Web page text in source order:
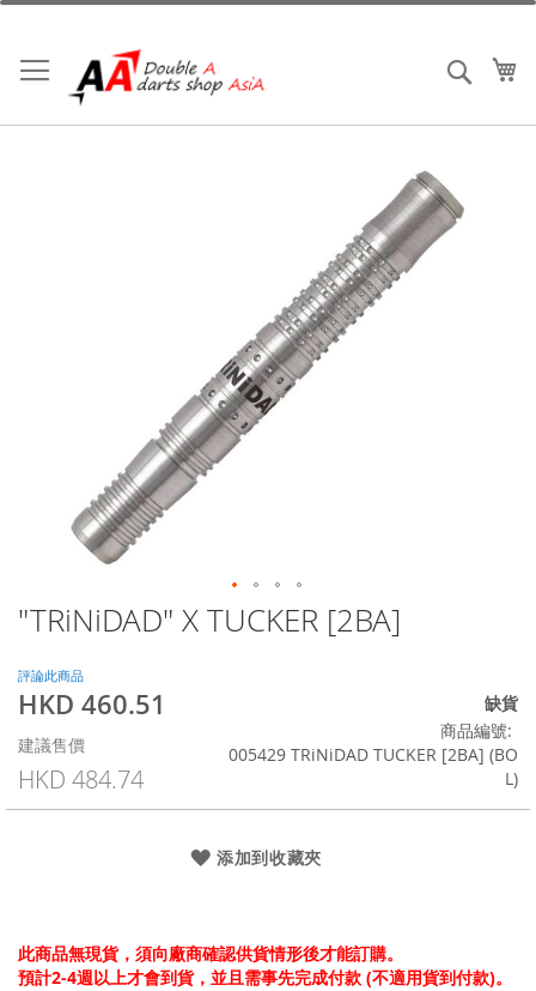
跳
內
容
搜索
"TRiNiDAD" X TUCKER [2BA]
評論此商品
特
價
格
HKD 460.51
建議售價
HKD 484.74
缺貨
商品編號
005429 TRiNiDAD TUCKER [2BA] (BO
L)
添加到收藏夾
此商品無現貨，須向廠商確認供貨情形後才能訂購。
預計2-4週以上才會到貨，並且需事先完成付款 (不適用貨到付款)。
Skip
beginning
of
the
images
gallery